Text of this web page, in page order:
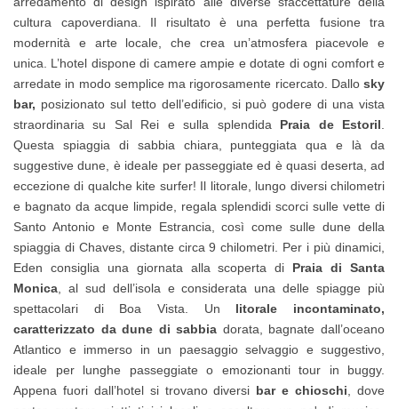
cultura capoverdiana. Il risultato è una perfetta fusione tra
modernità e arte locale, che crea un’atmosfera piacevole e
unica. L’hotel dispone di camere ampie e dotate di ogni comfort e
arredate in modo semplice ma rigorosamente ricercato. Dallo sky
bar, posizionato sul tetto dell’edificio, si può godere di una vista
straordinaria su Sal Rei e sulla splendida Praia de Estoril
Questa spiaggia di sabbia chiara, punteggiata qua e là da
suggestive dune, è ideale per passeggiate ed è quasi deserta, ad
eccezione di qualche kite surfer! Il litorale, lungo diversi chilometri
e bagnato da acque limpide, regala splendidi scorci sulle vette di
Santo Antonio e Monte Estrancia, così come sulle dune della
spiaggia di Chaves, distante circa 9 chilometri. Per i più dinamici,
Eden consiglia una giornata alla scoperta di Praia di Santa
Monica , al sud dell’isola e considerata una delle spiagge più
spettacolari di Boa Vista. Un litorale incontaminato,
caratterizzato da dune di sabbia dorata, bagnate dall’oceano
Atlantico e immerso in un paesaggio selvaggio e suggestivo,
ideale per lunghe passeggiate o emozionanti tour in buggy.
Appena fuori dall’hotel si trovano diversi bar e chioschi , dove